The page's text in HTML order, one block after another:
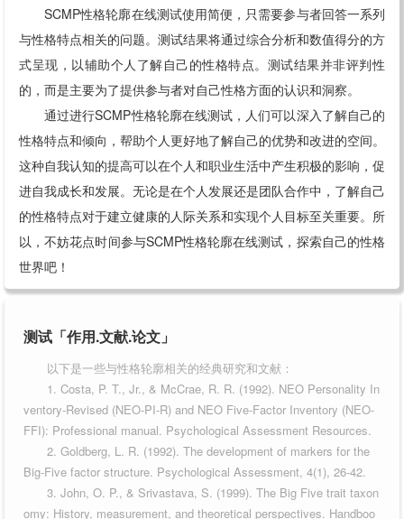
SCMP性格轮廓在线测试使用简便，只需要参与者回答一系列
与性格特点相关的问题。测试结果将通过综合分析和数值得分的方
式呈现，以辅助个人了解自己的性格特点。测试结果并非评判性
的，而是主要为了提供参与者对自己性格方面的认识和洞察。
通过进行SCMP性格轮廓在线测试，人们可以深入了解自己的
性格特点和倾向，帮助个人更好地了解自己的优势和改进的空间。
这种自我认知的提高可以在个人和职业生活中产生积极的影响，促
进自我成长和发展。无论是在个人发展还是团队合作中，了解自己
的性格特点对于建立健康的人际关系和实现个人目标至关重要。所
以，不妨花点时间参与SCMP性格轮廓在线测试，探索自己的性格
世界吧！
测试「作用.文献.论文」
以下是一些与性格轮廓相关的经典研究和文献：
1. Costa, P. T., Jr., & McCrae, R. R. (1992). NEO Personality In
ventory-Revised (NEO-PI-R) and NEO Five-Factor Inventory (NEO-
FFI): Professional manual. Psychological Assessment Resources.
2. Goldberg, L. R. (1992). The development of markers for the
Big-Five factor structure. Psychological Assessment, 4(1), 26-42.
3. John, O. P., & Srivastava, S. (1999). The Big Five trait taxon
omy: History, measurement, and theoretical perspectives. Handboo